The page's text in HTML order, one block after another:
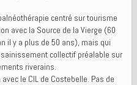
centré sur tourisme
avec la Source de la Vierge (60
il y a plus de 50 ans), mais qui
collectif préalable sur
riverains.
le CIL de Costebelle. Pas de